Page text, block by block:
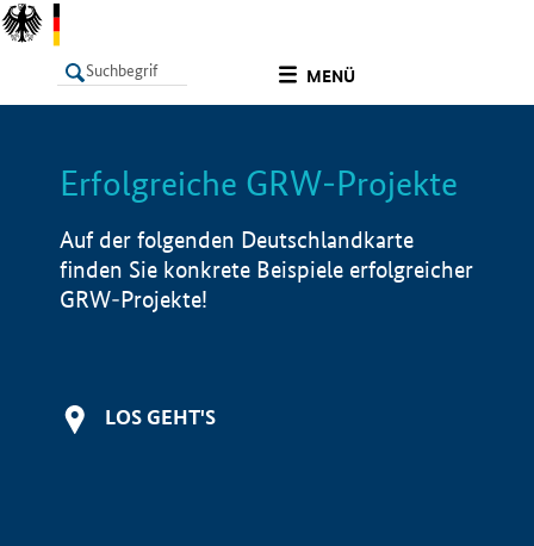
MENÜ
LISTE Info
Erfolgreiche GRW-Projekte
Auf der folgenden Deutschlandkarte
finden Sie konkrete Beispiele erfolgreicher
GRW-Projekte!
LOS GEHT'S